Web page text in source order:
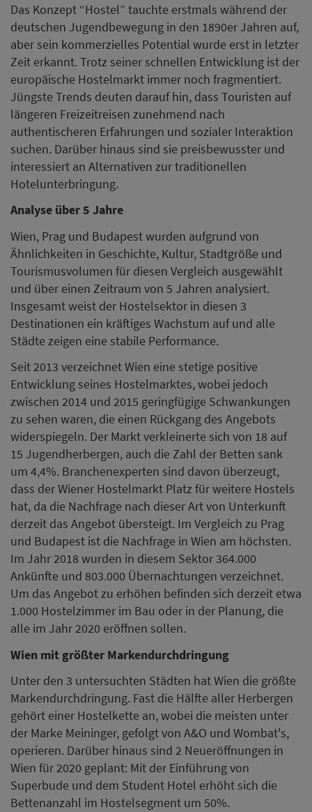
Das Konzept “Hostel” tauchte erstmals während der
deutschen Jugendbewegung in den 1890er Jahren auf,
aber sein kommerzielles Potential wurde erst in letzter
Zeit erkannt. Trotz seiner schnellen Entwicklung ist der
europäische Hostelmarkt immer noch fragmentiert.
Jüngste Trends deuten darauf hin, dass Touristen auf
längeren Freizeitreisen zunehmend nach
authentischeren Erfahrungen und sozialer Interaktion
suchen. Darüber hinaus sind sie preisbewusster und
interessiert an Alternativen zur traditionellen
Hotelunterbringung.
Analyse über 5 Jahre
Wien, Prag und Budapest wurden aufgrund von
Ähnlichkeiten in Geschichte, Kultur, Stadtgröße und
Tourismusvolumen für diesen Vergleich ausgewählt
und über einen Zeitraum von 5 Jahren analysiert.
Insgesamt weist der Hostelsektor in diesen 3
Destinationen ein kräftiges Wachstum auf und alle
Städte zeigen eine stabile Performance.
Seit 2013 verzeichnet Wien eine stetige positive
Entwicklung seines Hostelmarktes, wobei jedoch
zwischen 2014 und 2015 geringfügige Schwankungen
zu sehen waren, die einen Rückgang des Angebots
widerspiegeln. Der Markt verkleinerte sich von 18 auf
15 Jugendherbergen, auch die Zahl der Betten sank
um 4,4%. Branchenexperten sind davon überzeugt,
dass der Wiener Hostelmarkt Platz für weitere Hostels
hat, da die Nachfrage nach dieser Art von Unterkunft
derzeit das Angebot übersteigt. Im Vergleich zu Prag
und Budapest ist die Nachfrage in Wien am höchsten.
Im Jahr 2018 wurden in diesem Sektor 364.000
Ankünfte und 803.000 Übernachtungen verzeichnet.
Um das Angebot zu erhöhen befinden sich derzeit etwa
1.000 Hostelzimmer im Bau oder in der Planung, die
alle im Jahr 2020 eröffnen sollen.
Wien mit größter Markendurchdringung
Unter den 3 untersuchten Städten hat Wien die größte
Markendurchdringung. Fast die Hälfte aller Herbergen
gehört einer Hostelkette an, wobei die meisten unter
der Marke Meininger, gefolgt von A&O und Wombat's,
operieren. Darüber hinaus sind 2 Neueröffnungen in
Wien für 2020 geplant: Mit der Einführung von
Superbude und dem Student Hotel erhöht sich die
Bettenanzahl im Hostelsegment um 50%.